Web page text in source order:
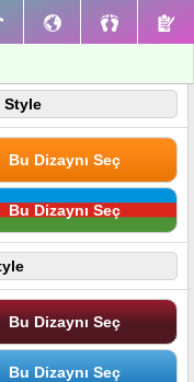
Style
Bu Dizaynı Seç
Bu Dizaynı Seç
Bu Dizaynı Seç
Bu Dizaynı Seç